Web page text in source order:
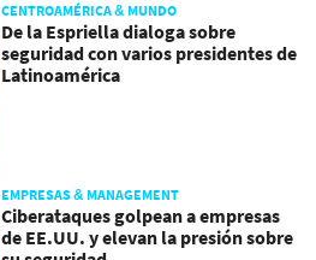
CENTROAMÉRICA & MUNDO
De la Espriella dialoga sobre
seguridad con varios presidentes de
Latinoamérica
EMPRESAS & MANAGEMENT
Ciberataques golpean a empresas
de EE.UU. y elevan la presión sobre